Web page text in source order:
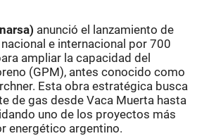
anunció el lanzamiento de
e internacional por 700
ampliar la capacidad del
(GPM), antes conocido como
Esta obra estratégica busca
de gas desde Vaca Muerta hasta
uno de los proyectos más
energético argentino.